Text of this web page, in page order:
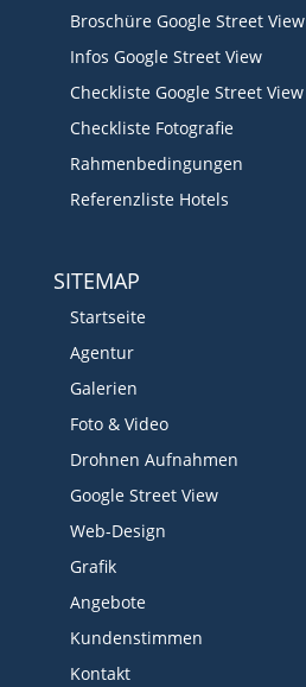
Broschüre Google Street View
Infos Google Street View
Checkliste Google Street View
Checkliste Fotografie
Rahmenbedingungen
Referenzliste Hotels
SITEMAP
Startseite
Agentur
Galerien
Foto & Video
Drohnen Aufnahmen
Google Street View
Web-Design
Grafik
Angebote
Kundenstimmen
Kontakt